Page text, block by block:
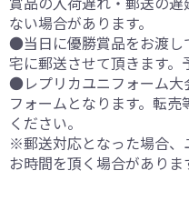
ない場合があります。
●当日に優勝賞品をお渡し
宅に郵送させて頂きます。
●レプリカユニフォーム大
フォームとなります。転
ください。
※郵送対応となった場合、
お時間を頂く場合がありま